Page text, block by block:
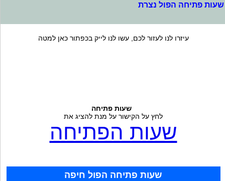
שעות פתיחה הפול נצרת
עיזרו לנו לעזור לכם, עשו לנו לייק בכפתור כאן למטה
שעות פתיחה
לחץ על הקישור על מנת להציג את
שעות הפתיחה
שעות פתיחה הפול חיפה